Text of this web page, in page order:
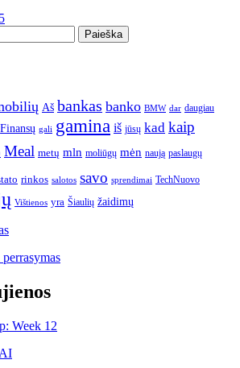
Aš bankas banko BMW dar daugiau
Finansų gali gamina iš jūsų kad kaip
Meal metų mln moliūgų mėn naują paslaugų
rinkos salotos savo sprendimai TechNuovo
Vištienos yra Šiaulių žaidimų